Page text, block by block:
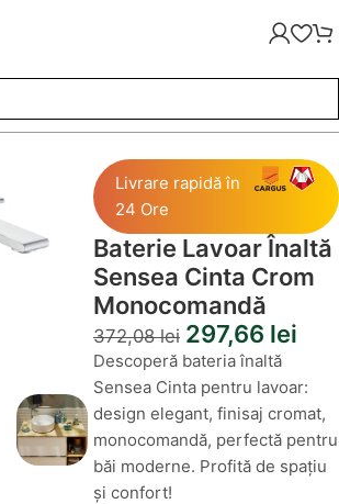
Înaltă Sensea Cinta Crom Monocomandă
Livrare rapidă în
24 Ore
Baterie Lavoar Înaltă
Sensea Cinta Crom
Monocomandă
372,08lei 297,66 lei
Descoperă bateria înaltă
Sensea Cinta pentru lavoar:
design elegant, finisaj cromat,
monocomandă, perfectă pentru
băi moderne. Profită de spațiu
și confort!